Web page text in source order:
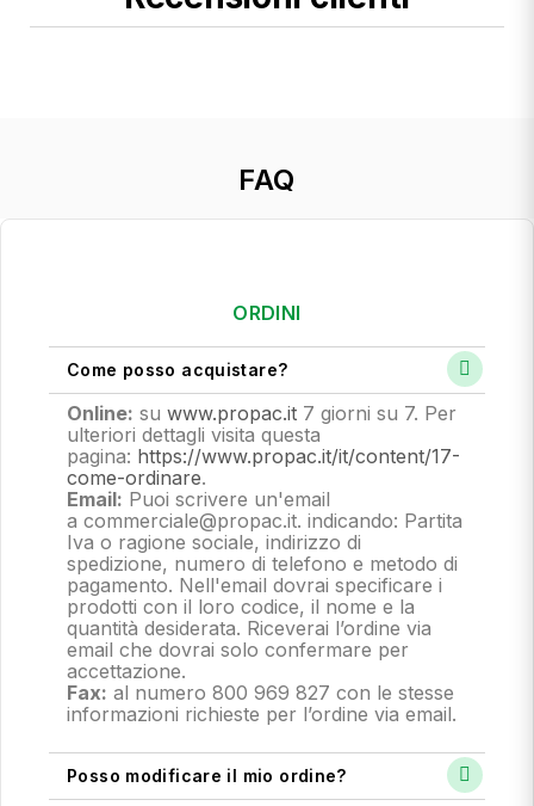
FAQ
ORDINI
Come posso acquistare?
Online: su www.propac.it 7 giorni su 7. Per
ulteriori dettagli visita questa
pagina: https://www.propac.it/it/content/17-
come-ordinare.
Email: Puoi scrivere un'email
a commerciale@propac.it. indicando: Partita
Iva o ragione sociale, indirizzo di
spedizione, numero di telefono e metodo di
pagamento. Nell'email dovrai specificare i
prodotti con il loro codice, il nome e la
quantità desiderata. Riceverai l’ordine via
email che dovrai solo confermare per
accettazione.
Fax: al numero 800 969 827 con le stesse
informazioni richieste per l’ordine via email.
Posso modificare il mio ordine?